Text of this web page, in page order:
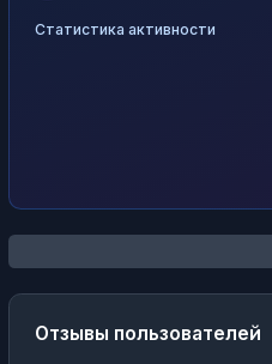
Статистика активности
Отзывы пользователей